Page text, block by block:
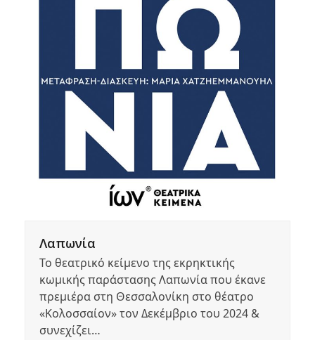
Λαπωνία
Το θεατρικό κείμενο της εκρηκτικής
κωμικής παράστασης Λαπωνία που έκανε
πρεμιέρα στη Θεσσαλονίκη στο θέατρο
«Κολοσσαίον» τον Δεκέμβριο του 2024 &
συνεχίζει…